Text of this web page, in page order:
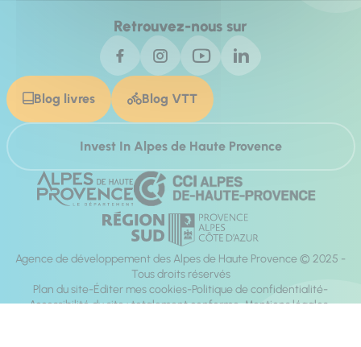
Retrouvez-nous sur
Blog livres Blog VTT
Invest In Alpes de Haute Provence
Agence de développement des Alpes de Haute Provence © 2025 -
Tous droits réservés
Plan du site Éditer mes cookies Politique de confidentialité
Accessibilité du site : totalement conforme Mentions légales